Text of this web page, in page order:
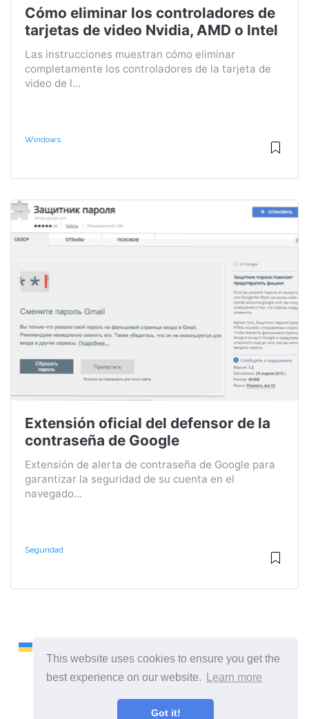
This website uses cookies to ensure you get the
best experience on our website.
Learn more
Got it!
Cómo eliminar los controladores de
tarjetas de video Nvidia, AMD o Intel
Las instrucciones muestran cómo eliminar
completamente los controladores de la tarjeta de
video de l...
Windows
Extensión oficial del defensor de la
contraseña de Google
Extensión de alerta de contraseña de Google para
garantizar la seguridad de su cuenta en el
navegado...
Seguridad
2026 ©Remontcompa